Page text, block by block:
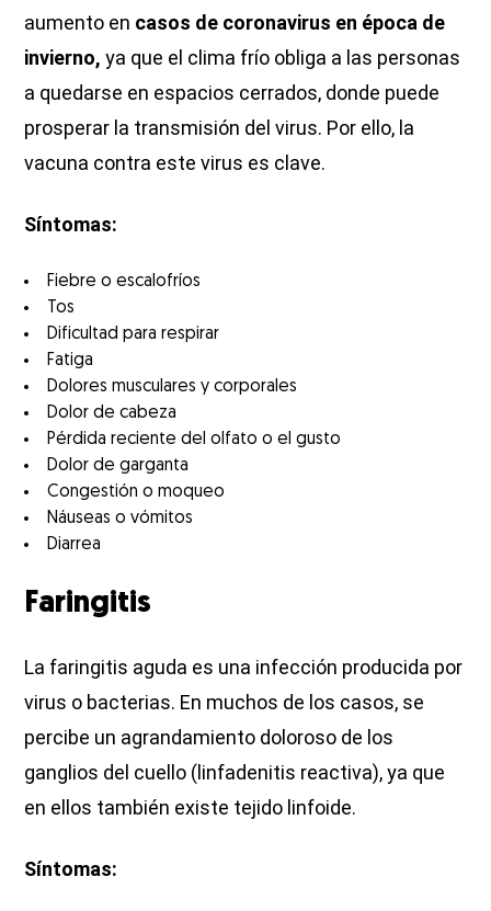
aumento en casos de coronavirus en época de
invierno,ya que el clima frío obliga a las personas
a quedarse en espacios cerrados, donde puede
prosperar la transmisión del virus. Por ello, la
vacuna contra este virus es clave.
Síntomas:
Fiebre o escalofríos
Tos
Dificultad para respirar
Fatiga
Dolores musculares y corporales
Dolor de cabeza
Pérdida reciente del olfato o el gusto
Dolor de garganta
Congestión o moqueo
Náuseas o vómitos
Diarrea
Faringitis
La faringitis aguda es una infección producida por
virus o bacterias. En muchos de los casos, se
percibe un agrandamiento doloroso de los
ganglios del cuello (linfadenitis reactiva), ya que
en ellos también existe tejido linfoide.
Síntomas: